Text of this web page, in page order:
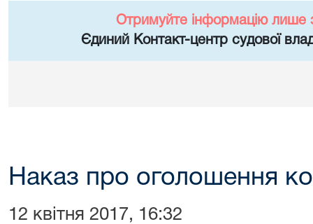
Отримуйте інформацію лише
Єдиний Контакт-центр судової
Наказ про оголошення
12 квітня 2017, 16:32